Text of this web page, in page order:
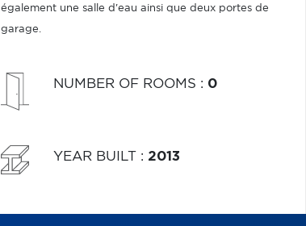
également une salle d'eau ainsi que deux portes de
garage.
NUMBER OF ROOMS : 0
YEAR BUILT : 2013